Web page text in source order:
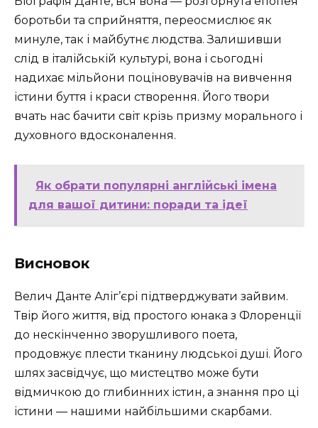
боротьби та сприйняття, переосмислює як
минуле, так і майбутнє людства. Залишивши
слід в італійській культурі, вона і сьогодні
надихає мільйони поціновувачів на вивчення
істини буття і краси створення. Його твори
вчать нас бачити світ крізь призму морального і
духовного вдосконалення.
Як обрати популярні англійські імена
для вашої дитини: поради та ідеї
Висновок
Велич Данте Аліг’єрі підтверджувати зайвим.
Твір його життя, від простого юнака з Флоренції
до нескінченно зворушливого поета,
продовжує плести тканину людської душі. Його
шлях засвідчує, що мистецтво може бути
відмичкою до глибинних істин, а знання про ці
істини — нашими найбільшими скарбами.